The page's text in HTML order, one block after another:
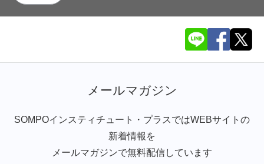
メールマガジン
SOMPOインスティチュート・プラスではWEBサイトの
新着情報を
メールマガジンで無料配信しています